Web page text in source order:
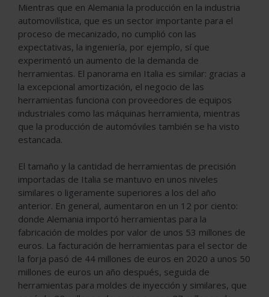
Mientras que en Alemania la producción en la industria
automovilística, que es un sector importante para el
proceso de mecanizado, no cumplió con las
expectativas, la ingeniería, por ejemplo, sí que
experimentó un aumento de la demanda de
herramientas. El panorama en Italia es similar: gracias a
la excepcional amortización, el negocio de las
herramientas funciona con proveedores de equipos
industriales como las máquinas herramienta, mientras
que la producción de automóviles también se ha visto
estancada.
El tamaño y la cantidad de herramientas de precisión
importadas de Italia se mantuvo en unos niveles
similares o ligeramente superiores a los del año
anterior. En general, aumentaron en un 12 por ciento:
donde Alemania importó herramientas para la
fabricación de moldes por valor de unos 53 millones de
euros. La facturación de herramientas para el sector de
la forja pasó de 44 millones de euros en 2020 a unos 50
millones de euros un año después, seguida de
herramientas para moldes de inyección y similares, que